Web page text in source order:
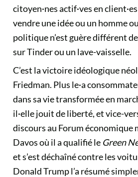
citoyen·nes actif·ves en
vendre une idée ou un homme
politique n’est guère différent
sur Tinder ou un lave-vaisselle.
C’est la victoire idéologique
Friedman. Plus le·a
dans sa vie transformée en
il·elle jouit de liberté, et vice-
discours au Forum économique
Davosoù il a qualifié le Green
et s’est déchaîné contre les
Donald Trump l’a résumé